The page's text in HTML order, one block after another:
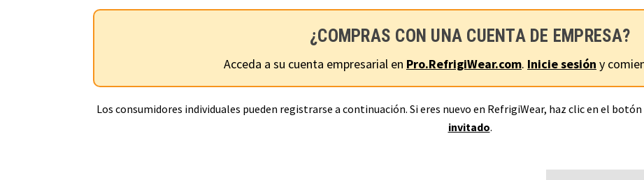
¿COMPRAS CON UNA CUENTA DE EMPRESA?
Acceda a su cuenta empresarial en Pro.RefrigiWear.com. Inicie sesión y
Los consumidores individuales pueden registrarse a continuación. Si eres nuevo en RefrigiWear, haz clic en el
invitado.